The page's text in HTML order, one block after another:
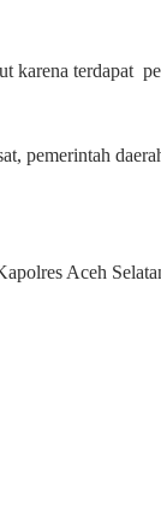
terdapat
pemerintah
Aceh